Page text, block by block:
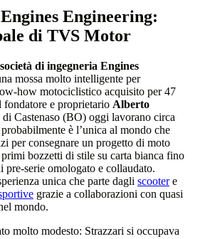
Engineering:
di TVS Motor
di ingegneria Engines
mossa molto intelligente per
how motociclistico acquisito per 47
fondatore e proprietario Alberto
di Castenaso (BO) oggi lavorano circa
è l’unica al mondo che
per consegnare un progetto di moto
bozzetti di stile su carta bianca fino
serie omologato e collaudato.
unica che parte dagli scootere
grazie a collaborazioni con quasi
mondo.
molto modesto: Strazzari si occupava